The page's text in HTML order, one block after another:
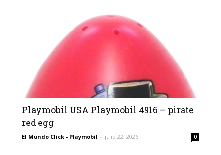
Playmobil USA Playmobil 4916 – pirate
red egg
El Mundo Click - Playmobil - julio 22, 2026 0